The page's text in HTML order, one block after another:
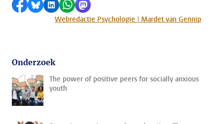
Delen op Facebook
Delen via Bluesky
Delen op LinkedIn
Delen via WhatsApp
Delen via Mastodon
Webredactie Psychologie | Mardet van Gennip
Onderzoek
The power of positive peers for socially anxious
youth